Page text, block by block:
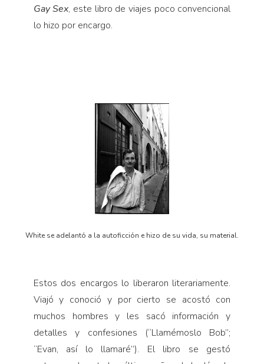
Gay Sex, este libro de viajes poco convencional
lo hizo por encargo.
White se adelantó a la autoficción e hizo de su vida, su material.
Estos dos encargos lo liberaron literariamente.
Via­jó y conoció y por cierto se acostó con
muchos hom­bres y les sacó información y
detalles y confesiones (“Llamémoslo Bob”;
“Evan, así lo llamaré”). El libro se gestó